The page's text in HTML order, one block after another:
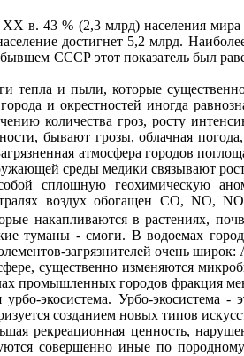
XX в. 43 % (2,3 млрд) населения
достигнет 5,2 млрд.
бывшем СССР этот показатель был
тепла и пыли, которые
и окрестностей иногда
количества гроз, росту
бывают грозы, облачная
атмосфера городов
среды медики связывают
сплошную геохимическую
воздух обогащен СО, NO,NO
накапливаются в растениях,
туманы - смоги. В водоемах
загрязнителей очень широк:
существенно изменяются
промышленных городов фракция
урбо-экосистема. Урбо-экосистема -
созданием новых типов
рекреационная ценность,
совершенно иные по породному